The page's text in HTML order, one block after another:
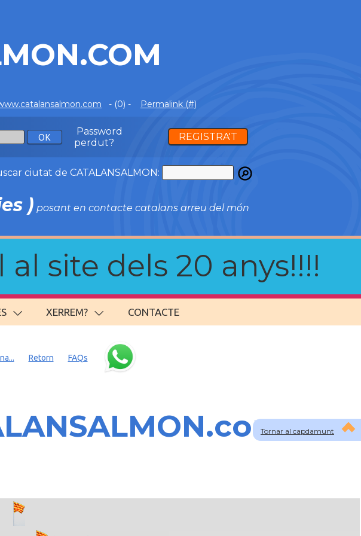
- (0) - Permalink (#)
Password
perdut?
REGISTRA'T
ciutat de CATALANSALMON:
) posant en contacte catalans arreu del món
site dels 20 anys!!!!
XERREM? CONTACTE
Tornar al capdamunt
Retorn FAQs